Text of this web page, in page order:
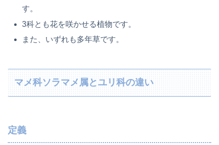
す。
3科とも花を咲かせる植物です。
また、いずれも多年草です。
マメ科ソラマメ属とユリ科の違い
定義